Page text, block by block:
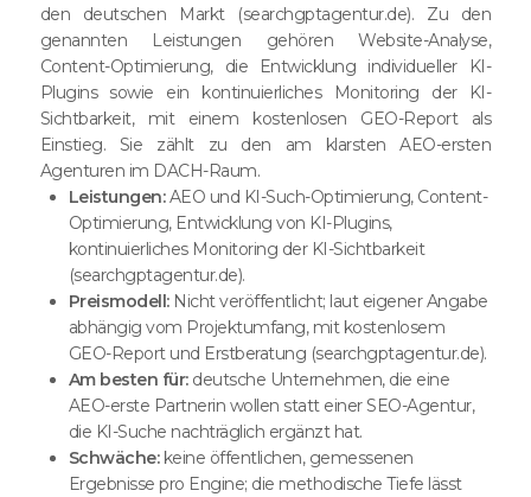
den deutschen Markt (searchgptagentur.de). Zu den
genannten Leistungen gehören Website-Analyse,
Content-Optimierung, die Entwicklung individueller KI-
Plugins sowie ein kontinuierliches Monitoring der KI-
Sichtbarkeit, mit einem kostenlosen GEO-Report als
Einstieg. Sie zählt zu den am klarsten AEO-ersten
Agenturen im DACH-Raum.
Leistungen:AEO und KI-Such-Optimierung, Content-
Optimierung, Entwicklung von KI-Plugins,
kontinuierliches Monitoring der KI-Sichtbarkeit
(searchgptagentur.de).
Preismodell:Nicht veröffentlicht; laut eigener Angabe
abhängig vom Projektumfang, mit kostenlosem
GEO-Report und Erstberatung (searchgptagentur.de).
Am besten für:deutsche Unternehmen, die eine
AEO-erste Partnerin wollen statt einer SEO-Agentur,
die KI-Suche nachträglich ergänzt hat.
Schwäche:keine öffentlichen, gemessenen
Ergebnisse pro Engine; die methodische Tiefe lässt